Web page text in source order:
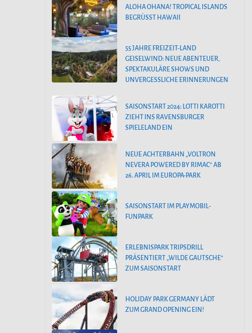
ALOHA OHANA! TROPICAL ISLANDS
BEGRÜSST HAWAII
55 JAHRE FREIZEIT-LAND
GEISELWIND: NEUE ABENTEUER,
SPEKTAKULÄRE SHOWS UND
UNVERGESSLICHE ERINNERUNGEN
SAISONSTART 2024: LOTTI KAROTTI
ZIEHT INS RAVENSBURGER
SPIELELAND EIN
NEUE ACHTERBAHN „VOLTRON
NEVERA POWERED BY RIMAC“ AB
26. APRIL IM EUROPA-PARK
SAISONSTART IM PLAYMOBIL-
FUNPARK
ERLEBNISPARK TRIPSDRILL
PRÄSENTIERT „WILDE GAUTSCHE“
ZUM SAISONSTART
HOLIDAY PARK GERMANY LÄDT
ZUM GRAND OPENING EIN!